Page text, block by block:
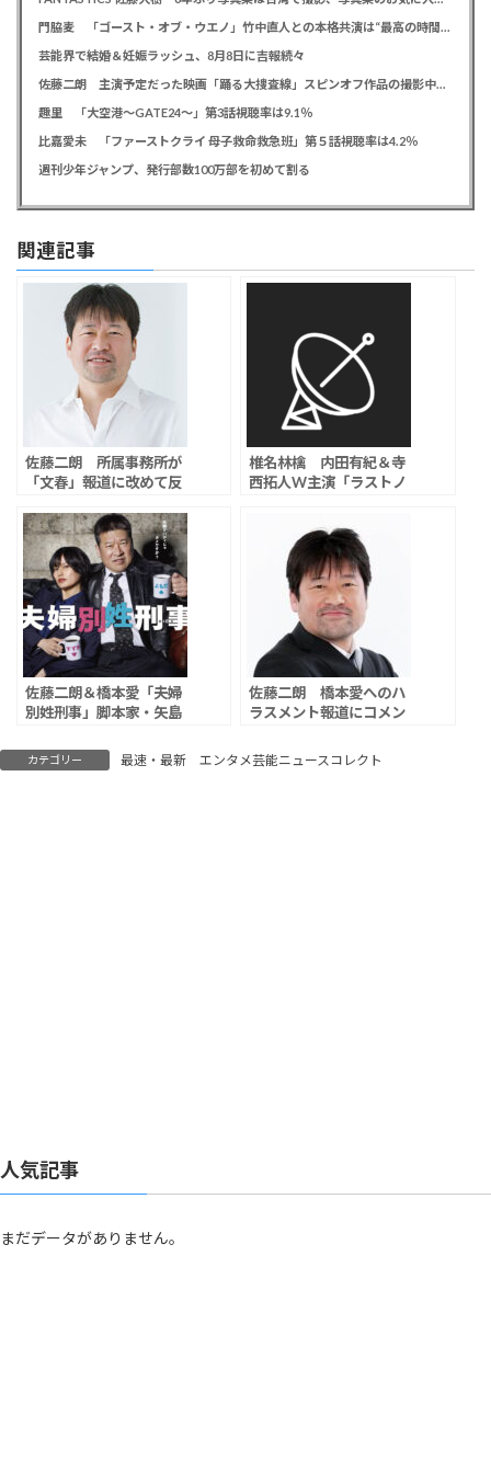
門脇麦 「ゴースト・オブ・ウエノ」竹中直人との本格共演は“最高の時間”「台本よりたくさんしゃべってた」
芸能界で結婚＆妊娠ラッシュ、8月8日に吉報続々
佐藤二朗 主演予定だった映画「踊る大捜査線」スピンオフ作品の撮影中止が正式に決定か
趣里 「大空港～GATE24～」第3話視聴率は9.1％
比嘉愛未 「ファーストクライ 母子救命救急班」第５話視聴率は4.2％
週刊少年ジャンプ、発行部数100万部を初めて割る
関連記事
佐藤二朗 所属事務所が
「文春」報道に改めて反
られており、極めて遺
憾」
椎名林檎 内田有紀＆寺
西拓人W主演「ラストノ
佐藤二朗＆橋本愛「夫婦
別姓刑事」脚本家・矢島
に。誰も幸せにならん」
「事実と解釈が捻じ曲げ
佐藤二朗 橋本愛へのハ
ラスメント報道にコメン
実が明らかになることを
望みます」
カテゴリー 最速・最新 エンタメ芸能ニュースコレクト
人気記事
まだデータがありません。